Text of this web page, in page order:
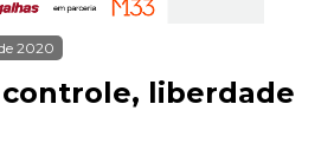
2020
controle, liberdade